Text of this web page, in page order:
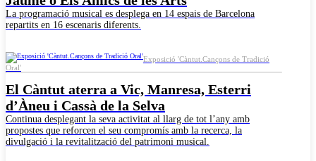
La programació musical es desplega en 14 espais de Barcelona
repartits en 16 escenaris diferents.
Exposició 'Càntut.Cançons de Tradició
Oral'
El Càntut aterra a Vic, Manresa, Esterri
d’Àneu i Cassà de la Selva
Continua desplegant la seva activitat al llarg de tot l’any amb
propostes que reforcen el seu compromís amb la recerca, la
divulgació i la revitalització del patrimoni musical.